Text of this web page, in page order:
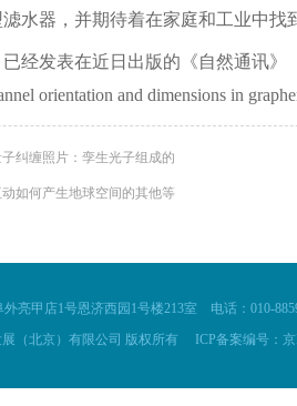
水器，并期待着在家庭和工业中找
经发表在近日出版的《自然通讯》
orientation and dimensions in
纠缠照片：孪生光子组成的
如何产生地球空间的其他等
亮甲店1号恩济西园1号楼213室
电话：010-
（北京）有限公司 版权所有
ICP备案编号：